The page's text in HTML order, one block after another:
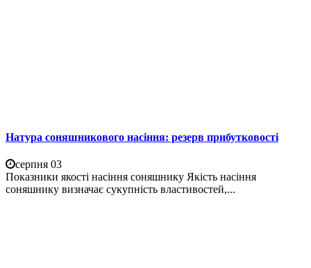
Натура соняшникового насіння: резерв прибутковості
серпня 03
Показники якості насіння соняшнику Якість насіння
соняшнику визначає сукупність властивостей,...